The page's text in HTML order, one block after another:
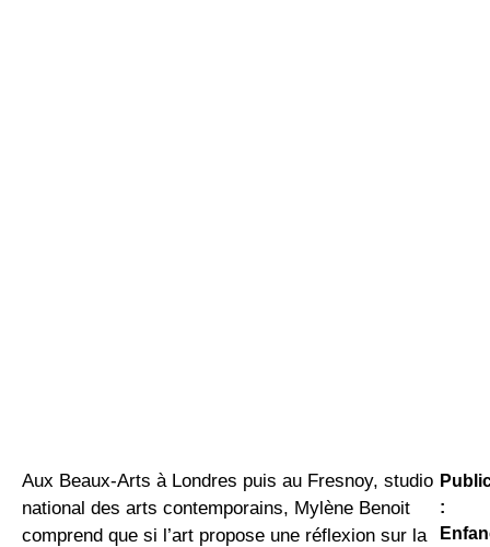
Aux Beaux-Arts à Londres puis au Fresnoy, studio
national des arts contemporains, Mylène Benoit
comprend que si l’art propose une réflexion sur la
: